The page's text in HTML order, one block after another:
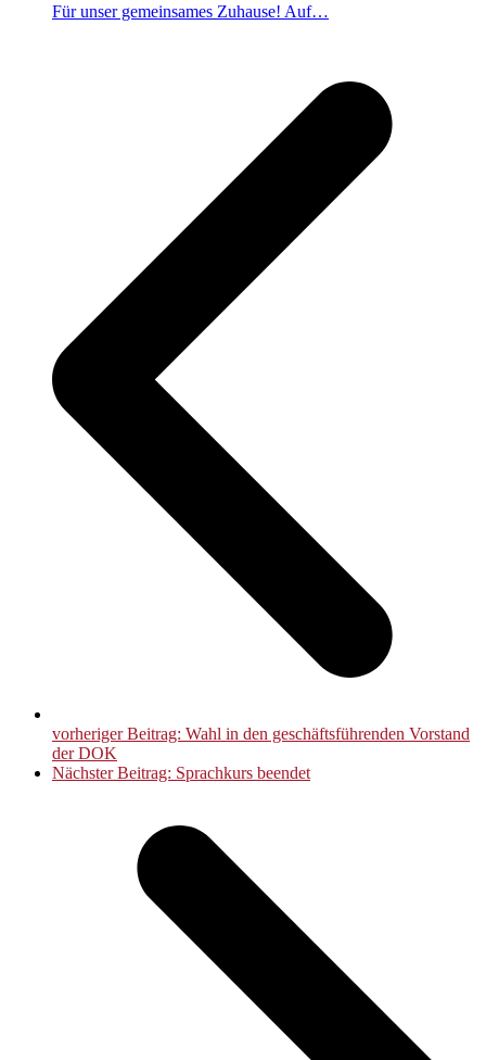
Für unser gemeinsames Zuhause! Auf…
vorheriger Beitrag: Wahl in den geschäftsführenden Vorstand
der DOK
Nächster Beitrag: Sprachkurs beendet